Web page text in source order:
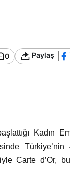
0 Paylaş
Kadın
Carte d’Or,